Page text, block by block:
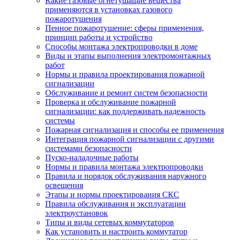
применяются в установках газового
пожаротушения
Пенное пожаротушение: сферы применения,
принцип работы и устройство
Способы монтажа электропроводки в доме
Виды и этапы выполнения электромонтажных
работ
Нормы и правила проектирования пожарной
сигнализации
Обслуживание и ремонт систем безопасности
Проверка и обслуживание пожарной
сигнализации: как поддерживать надежность
системы
Пожарная сигнализация и способы ее применения
Интеграция пожарной сигнализации с другими
системами безопасности
Пуско-наладочные работы
Нормы и правила монтажа электропроводки
Правила и порядок обслуживания наружного
освещения
Этапы и нормы проектирования СКС
Правила обслуживания и эксплуатации
электроустановок
Типы и виды сетевых коммутаторов
Как установить и настроить коммутатор